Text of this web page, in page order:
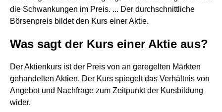
die Schwankungen im Preis. ... Der durchschnittliche
Börsenpreis bildet den Kurs einer Aktie.
Was sagt der Kurs einer Aktie aus?
Der Aktienkurs ist der Preis von an geregelten Märkten
gehandelten Aktien. Der Kurs spiegelt das Verhältnis von
Angebot und Nachfrage zum Zeitpunkt der Kursbildung
wider.